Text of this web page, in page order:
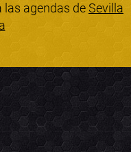
las agendas deSevilla